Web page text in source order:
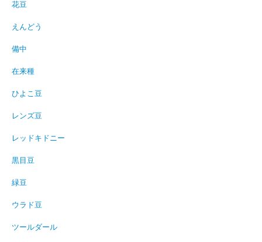
花豆
えんどう
備中
在来種
ひよこ豆
レンズ豆
レッドキドニー
黒目豆
緑豆
ウラド豆
ツールダール